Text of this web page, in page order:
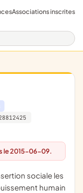
Associations inscrites
le 2015-06-09.
humain